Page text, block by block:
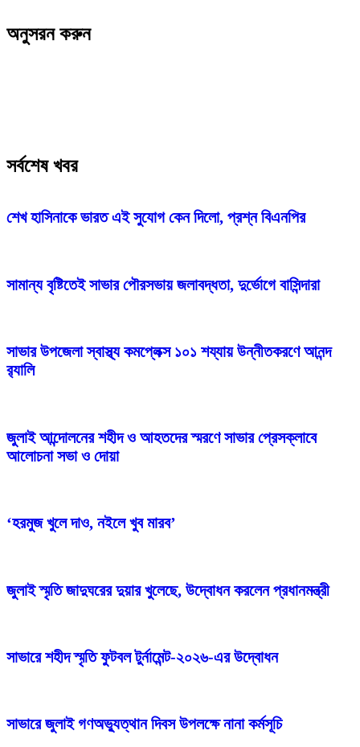
অনুসরন করুন
সর্বশেষ খবর
শেখ হাসিনাকে ভারত এই সুযোগ কেন দিলো, প্রশ্ন বিএনপির
সামান্য বৃষ্টিতেই সাভার পৌরসভায় জলাবদ্ধতা, দুর্ভোগে বাসিন্দারা
সাভার উপজেলা স্বাস্থ্য কমপ্লেক্স ১০১ শয্যায় উন্নীতকরণে আনন্দ
র‍্যালি
জুলাই আন্দোলনের শহীদ ও আহতদের স্মরণে সাভার প্রেসক্লাবে
আলোচনা সভা ও দোয়া
‘হরমুজ খুলে দাও, নইলে খুব মারব’
জুলাই স্মৃতি জাদুঘরের দুয়ার খুলেছে, উদ্বোধন করলেন প্রধানমন্ত্রী
সাভারে শহীদ স্মৃতি ফুটবল টুর্নামেন্ট-২০২৬-এর উদ্বোধন
সাভারে জুলাই গণঅভ্যুত্থান দিবস উপলক্ষে নানা কর্মসূচি